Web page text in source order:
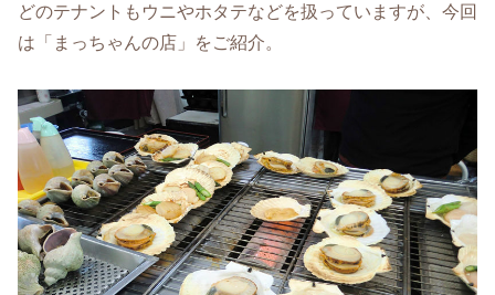
どのテナントもウニやホタテなどを扱っていますが、今回
は「まっちゃんの店」をご紹介。